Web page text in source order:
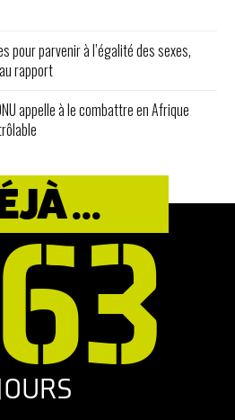
pour parvenir à l’égalité des sexes,
rapport
appelle à le combattre en Afrique
...